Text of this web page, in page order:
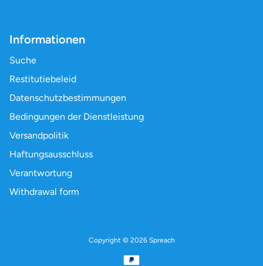
Informationen
Suche
Restitutiebeleid
Datenschutzbestimmungen
Bedingungen der Dienstleistung
Versandpolitik
Haftungsausschluss
Verantwortung
Withdrawal form
Copyright © 2026 Spreach
Betalningsmetoder